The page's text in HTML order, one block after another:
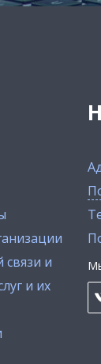
и
и их